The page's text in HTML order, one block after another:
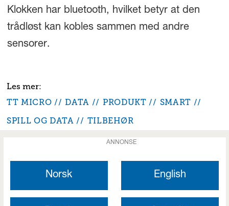
Klokken har bluetooth, hvilket betyr at den
trådløst kan kobles sammen med andre
sensorer.
TT MICRO DATA PRODUKT
SMART
SPILL OG DATA
TILBEHØR
ANNONSE
Norsk English